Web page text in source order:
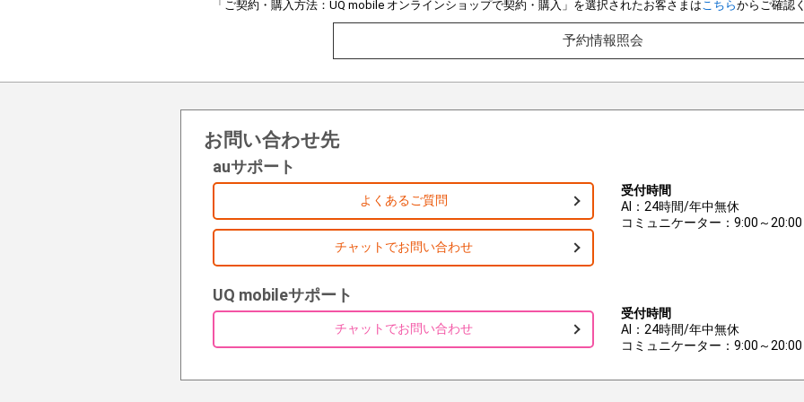
「ご契約・購入方法：UQ mobile オンラインショップで契約・購入」を選択されたお客さまはこちらからご確認
予約情報照会
お問い合わせ先
auサポート
よくあるご質問
チャットでお問い合わせ
受付時間
AI：24時間/年中無休
コミュニケーター：9:00～20:00
UQ mobileサポート
チャットでお問い合わせ
受付時間
AI：24時間/年中無休
コミュニケーター：9:00～20:00